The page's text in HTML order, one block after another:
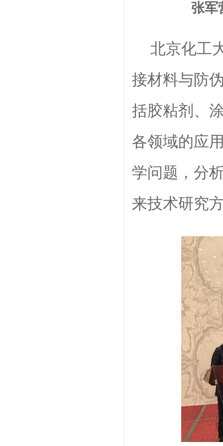
张军
北京化工
接材料与防
括胶粘剂、
各领域的应
学问题，分
来技术研究